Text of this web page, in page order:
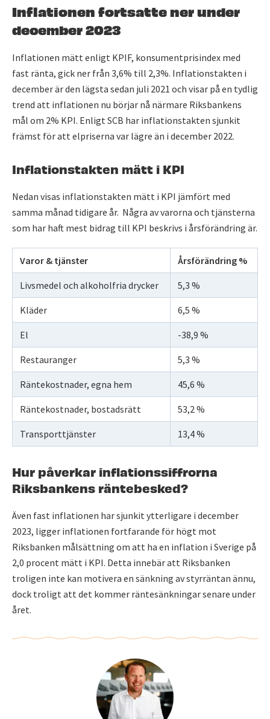
Inflationen fortsatte ner under
december 2023
Inflationen mätt enligt KPIF, konsumentprisindex med
fast ränta, gick ner från 3,6% till 2,3%. Inflationstakten i
december är den lägsta sedan juli 2021 och visar på en tydlig
trend att inflationen nu börjar nå närmare Riksbankens
mål om 2% KPI. Enligt SCB har inflationstakten sjunkit
främst för att elpriserna var lägre än i december 2022.
Inflationstakten mätt i KPI
Nedan visas inflationstakten mätt i KPI jämfört med
samma månad tidigare år. Några av varorna och tjänsterna
som har haft mest bidrag till KPI beskrivs i årsförändring är.
Varor & tjänster Årsförändring %
Livsmedel och alkoholfria drycker 5,3 %
Kläder 6,5 %
El -38,9 %
Restauranger 5,3 %
Räntekostnader, egna hem 45,6 %
Räntekostnader, bostadsrätt 53,2 %
Transporttjänster 13,4 %
Hur påverkar inflationssiffrorna
Riksbankens räntebesked?
Även fast inflationen har sjunkit ytterligare i december
2023, ligger inflationen fortfarande för högt mot
Riksbanken målsättning om att ha en inflation i Sverige på
2,0 procent mätt i KPI. Detta innebär att Riksbanken
troligen inte kan motivera en sänkning av styrräntan ännu,
dock troligt att det kommer räntesänkningar senare under
året.